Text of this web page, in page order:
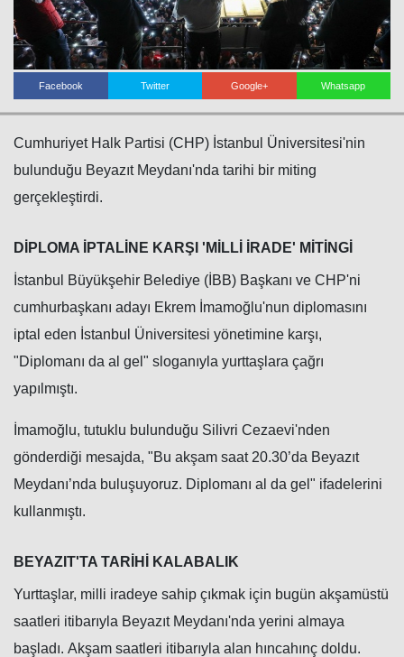
Facebook Twitter Google+ Whatsapp
Cumhuriyet Halk Partisi (CHP) İstanbul Üniversitesi'nin
bulunduğu Beyazıt Meydanı'nda tarihi bir miting
gerçekleştirdi.
DİPLOMA İPTALİNE KARŞI 'MİLLİ İRADE' MİTİNGİ
İstanbul Büyükşehir Belediye (İBB) Başkanı ve CHP'ni
cumhurbaşkanı adayı Ekrem İmamoğlu'nun diplomasını
iptal eden İstanbul Üniversitesi yönetimine karşı,
"Diplomanı da al gel" sloganıyla yurttaşlara çağrı
yapılmıştı.
İmamoğlu, tutuklu bulunduğu Silivri Cezaevi'nden
gönderdiği mesajda, "Bu akşam saat 20.30’da Beyazıt
Meydanı’nda buluşuyoruz. Diplomanı al da gel" ifadelerini
kullanmıştı.
BEYAZIT'TA TARİHİ KALABALIK
Yurttaşlar, milli iradeye sahip çıkmak için bugün akşamüstü
saatleri itibarıyla Beyazıt Meydanı'nda yerini almaya
başladı. Akşam saatleri itibarıyla alan hıncahınç doldu.
Haberin Doğru Adresi.